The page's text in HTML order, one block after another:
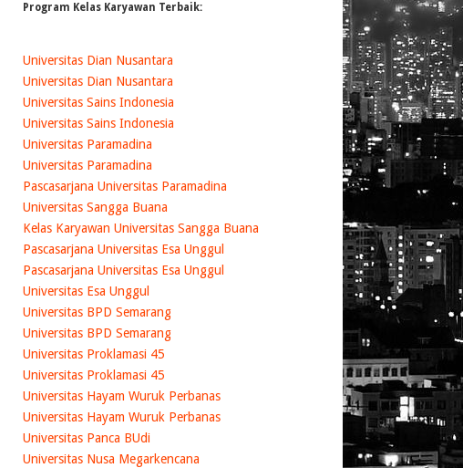
Program Kelas Karyawan Terbaik:
Universitas Dian Nusantara
Universitas Dian Nusantara
Universitas Sains Indonesia
Universitas Sains Indonesia
Universitas Paramadina
Universitas Paramadina
Pascasarjana Universitas Paramadina
Universitas Sangga Buana
Kelas Karyawan Universitas Sangga Buana
Pascasarjana Universitas Esa Unggul
Pascasarjana Universitas Esa Unggul
Universitas Esa Unggul
Universitas BPD Semarang
Universitas BPD Semarang
Universitas Proklamasi 45
Universitas Proklamasi 45
Universitas Hayam Wuruk Perbanas
Universitas Hayam Wuruk Perbanas
Universitas Panca BUdi
Universitas Nusa Megarkencana